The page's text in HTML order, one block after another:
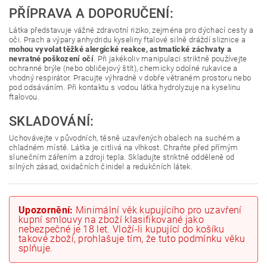
PŘÍPRAVA A DOPORUČENÍ:
Látka představuje vážné zdravotní riziko, zejména pro dýchací cesty a
oči. Prach a výpary anhydridu kyseliny ftalové silně dráždí sliznice a
mohou vyvolat těžké alergické reakce, astmatické záchvaty a
nevratné poškození očí. Při jakékoliv manipulaci striktně používejte
ochranné brýle (nebo obličejový štít), chemicky odolné rukavice a
vhodný respirátor. Pracujte výhradně v dobře větraném prostoru nebo
pod odsáváním. Při kontaktu s vodou látka hydrolyzuje na kyselinu
ftalovou.
SKLADOVÁNÍ:
Uchovávejte v původních, těsně uzavřených obalech na suchém a
chladném místě. Látka je citlivá na vlhkost. Chraňte před přímým
slunečním zářením a zdroji tepla. Skladujte striktně odděleně od
silných zásad, oxidačních činidel a redukčních látek.
Upozornění: Minimální věk kupujícího pro uzavření
kupní smlouvy na zboží klasifikované jako
nebezpečné je 18 let. Vloží-li kupující do košíku
takové zboží, prohlašuje tím, že tuto podmínku věku
splňuje.